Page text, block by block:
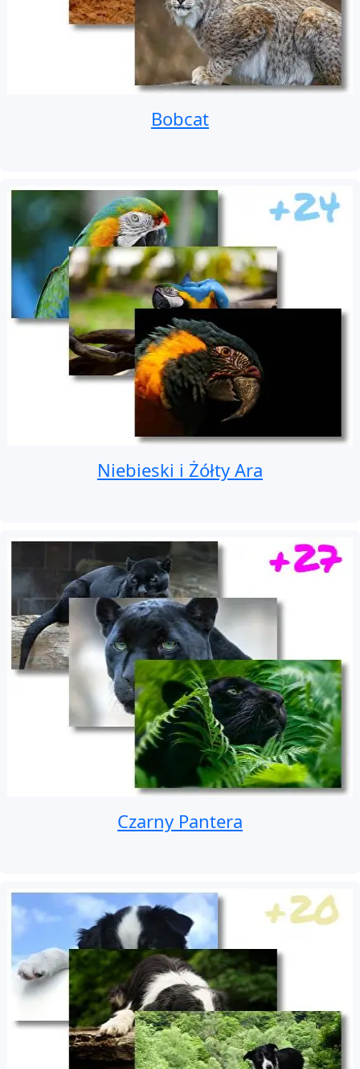
Bobcat
Niebieski i Żółty Ara
Czarny Pantera